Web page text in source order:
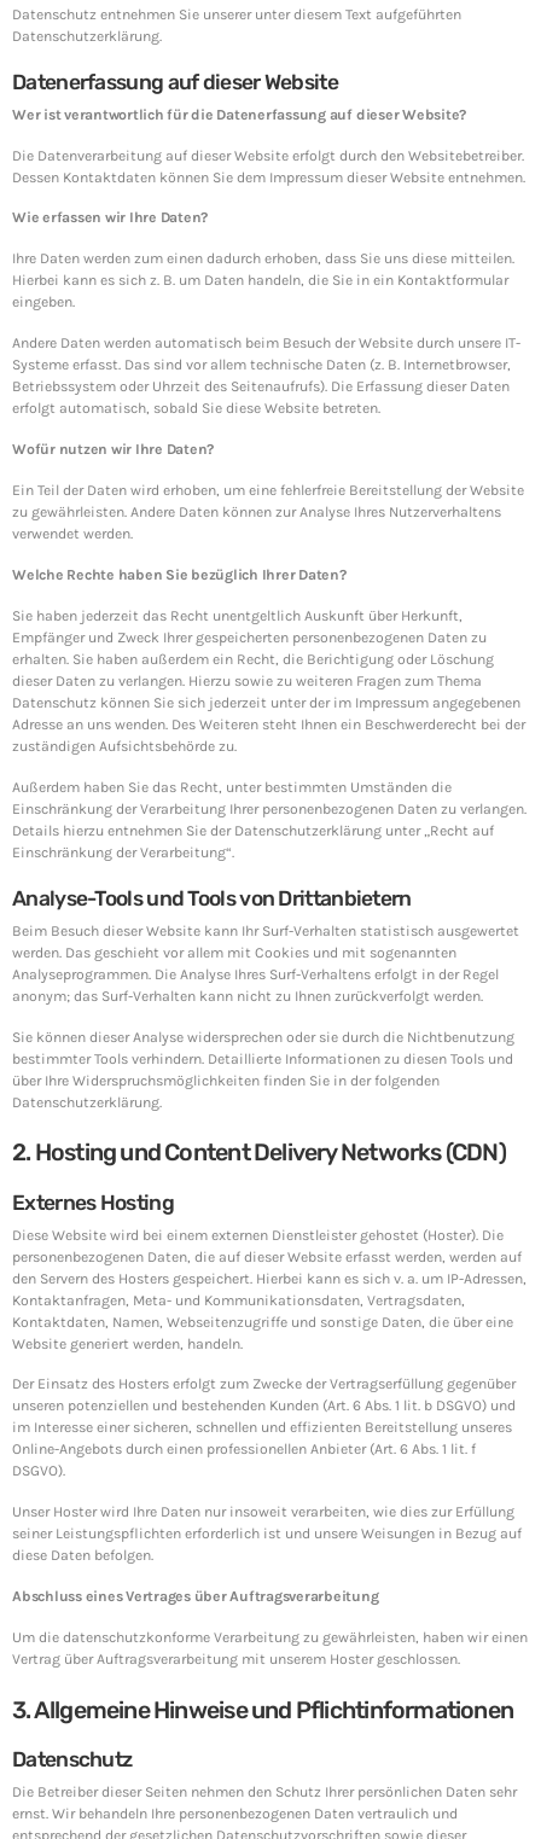
in East Asia and LATAM
equipment service, many companies want to
consolidate their operational route accounting [...]
Week News
Mid-Market Businesses, Don’t Think Small about
Security
DHS issues emergency Directive to prevent DNS
hijacking attacks
April 24, 2019
2018
April 24, 2019
Top Voted
SpeakUp Linux Backdoor targets Linux servers in
East Asia and LATAM
April 24, 2019
Cyber attack hits power plants in midle-east harming
environment
April 24, 2019
QuadrigaCX exchange lost access to $145 Million
funds after founder dies
April 24, 2019
Prioritization to Prediction: Getting Real About
Remediation.
April 24, 2019
Datenschutz entnehmen Sie unserer unter diesem Text aufgeführten
Datenschutzerklärung.
Datenerfassung auf dieser Website
Wer ist verantwortlich für die Datenerfassung auf dieser Website?
Die Datenverarbeitung auf dieser Website erfolgt durch den Websitebetreiber.
Dessen Kontaktdaten können Sie dem Impressum dieser Website entnehmen.
Wie erfassen wir Ihre Daten?
Ihre Daten werden zum einen dadurch erhoben, dass Sie uns diese mitteilen.
Hierbei kann es sich z. B. um Daten handeln, die Sie in ein Kontaktformular
eingeben.
Andere Daten werden automatisch beim Besuch der Website durch unsere IT-
Systeme erfasst. Das sind vor allem technische Daten (z. B. Internetbrowser,
Betriebssystem oder Uhrzeit des Seitenaufrufs). Die Erfassung dieser Daten
erfolgt automatisch, sobald Sie diese Website betreten.
Wofür nutzen wir Ihre Daten?
Ein Teil der Daten wird erhoben, um eine fehlerfreie Bereitstellung der Website
zu gewährleisten. Andere Daten können zur Analyse Ihres Nutzerverhaltens
verwendet werden.
Welche Rechte haben Sie bezüglich Ihrer Daten?
Sie haben jederzeit das Recht unentgeltlich Auskunft über Herkunft,
Empfänger und Zweck Ihrer gespeicherten personenbezogenen Daten zu
erhalten. Sie haben außerdem ein Recht, die Berichtigung oder Löschung
dieser Daten zu verlangen. Hierzu sowie zu weiteren Fragen zum Thema
Datenschutz können Sie sich jederzeit unter der im Impressum angegebenen
Adresse an uns wenden. Des Weiteren steht Ihnen ein Beschwerderecht bei der
zuständigen Aufsichtsbehörde zu.
Außerdem haben Sie das Recht, unter bestimmten Umständen die
Einschränkung der Verarbeitung Ihrer personenbezogenen Daten zu verlangen.
Details hierzu entnehmen Sie der Datenschutzerklärung unter „Recht auf
Einschränkung der Verarbeitung“.
Analyse-Tools und Tools von Drittanbietern
Beim Besuch dieser Website kann Ihr Surf-Verhalten statistisch ausgewertet
werden. Das geschieht vor allem mit Cookies und mit sogenannten
Analyseprogrammen. Die Analyse Ihres Surf-Verhaltens erfolgt in der Regel
anonym; das Surf-Verhalten kann nicht zu Ihnen zurückverfolgt werden.
Sie können dieser Analyse widersprechen oder sie durch die Nichtbenutzung
bestimmter Tools verhindern. Detaillierte Informationen zu diesen Tools und
über Ihre Widerspruchsmöglichkeiten finden Sie in der folgenden
Datenschutzerklärung.
2. Hosting und Content Delivery Networks (CDN)
Externes Hosting
Diese Website wird bei einem externen Dienstleister gehostet (Hoster). Die
personenbezogenen Daten, die auf dieser Website erfasst werden, werden auf
den Servern des Hosters gespeichert. Hierbei kann es sich v. a. um IP-Adressen,
Kontaktanfragen, Meta- und Kommunikationsdaten, Vertragsdaten,
Kontaktdaten, Namen, Webseitenzugriffe und sonstige Daten, die über eine
Website generiert werden, handeln.
Der Einsatz des Hosters erfolgt zum Zwecke der Vertragserfüllung gegenüber
unseren potenziellen und bestehenden Kunden (Art. 6 Abs. 1 lit. b DSGVO) und
im Interesse einer sicheren, schnellen und effizienten Bereitstellung unseres
Online-Angebots durch einen professionellen Anbieter (Art. 6 Abs. 1 lit. f
DSGVO).
Unser Hoster wird Ihre Daten nur insoweit verarbeiten, wie dies zur Erfüllung
seiner Leistungspflichten erforderlich ist und unsere Weisungen in Bezug auf
diese Daten befolgen.
Abschluss eines Vertrages über Auftragsverarbeitung
Um die datenschutzkonforme Verarbeitung zu gewährleisten, haben wir einen
Vertrag über Auftragsverarbeitung mit unserem Hoster geschlossen.
3. Allgemeine Hinweise und Pflichtinformationen
Datenschutz
Die Betreiber dieser Seiten nehmen den Schutz Ihrer persönlichen Daten sehr
ernst. Wir behandeln Ihre personenbezogenen Daten vertraulich und
entsprechend der gesetzlichen Datenschutzvorschriften sowie dieser